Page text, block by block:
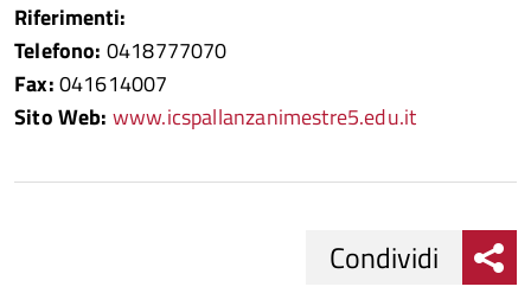
Riferimenti:
Telefono: 0418777070
Fax:041614007
Sito Web: www.icspallanzanimestre5.edu.it
Condividi